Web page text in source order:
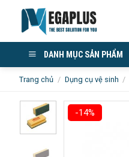
content
DANH MỤC SẢN PHẨM
Trang chủ / Dụng cụ vệ sinh /
-14%